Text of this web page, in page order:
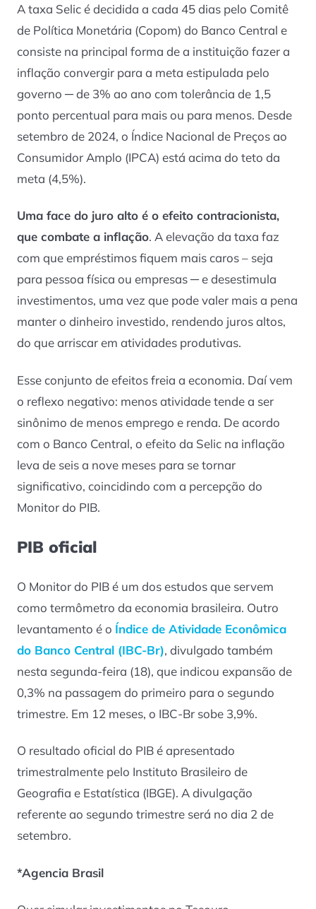
A taxa Selic é decidida a cada 45 dias pelo Comitê
de Política Monetária (Copom) do Banco Central e
consiste na principal forma de a instituição fazer a
inflação convergir para a meta estipulada pelo
governo ─ de 3% ao ano com tolerância de 1,5
ponto percentual para mais ou para menos. Desde
setembro de 2024, o Índice Nacional de Preços ao
Consumidor Amplo (IPCA) está acima do teto da
meta (4,5%).
Uma face do juro alto é o efeito contracionista,
que combate a inflação. A elevação da taxa faz
com que empréstimos fiquem mais caros – seja
para pessoa física ou empresas ─ e desestimula
investimentos, uma vez que pode valer mais a pena
manter o dinheiro investido, rendendo juros altos,
do que arriscar em atividades produtivas.
Esse conjunto de efeitos freia a economia. Daí vem
o reflexo negativo: menos atividade tende a ser
sinônimo de menos emprego e renda. De acordo
com o Banco Central, o efeito da Selic na inflação
leva de seis a nove meses para se tornar
significativo, coincidindo com a percepção do
Monitor do PIB.
PIB oficial
O Monitor do PIB é um dos estudos que servem
como termômetro da economia brasileira. Outro
levantamento é o Índice de Atividade Econômica
do Banco Central (IBC-Br), divulgado também
nesta segunda-feira (18), que indicou expansão de
0,3% na passagem do primeiro para o segundo
trimestre. Em 12 meses, o IBC-Br sobe 3,9%.
O resultado oficial do PIB é apresentado
trimestralmente pelo Instituto Brasileiro de
Geografia e Estatística (IBGE). A divulgação
referente ao segundo trimestre será no dia 2 de
setembro.
*Agencia Brasil